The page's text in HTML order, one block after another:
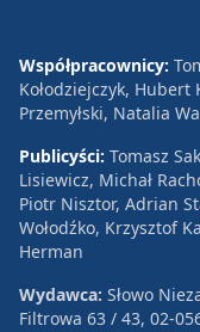
Współpracownicy:
Kołodziejczyk, Hubert
Przemyłski, Natalia
Publicyści: Tomasz
Lisiewicz, Michał
Piotr Nisztor, Adrian
Wołodźko, Krzysztof
Herman
Wydawca: Słowo
Filtrowa 63 / 43, 02-